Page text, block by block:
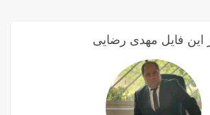
این فایل مهدی رضایی